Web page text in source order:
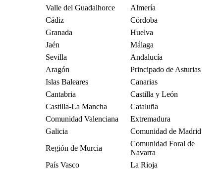
Valle del Guadalhorce
Almería
Cádiz
Córdoba
Granada
Huelva
Jaén
Málaga
Sevilla
Andalucía
Aragón
Principado de Asturias
Islas Baleares
Canarias
Cantabria
Castilla y León
Castilla-La Mancha
Cataluña
Comunidad Valenciana
Extremadura
Galicia
Comunidad de Madrid
Región de Murcia
Comunidad Foral de
Navarra
País Vasco
La Rioja